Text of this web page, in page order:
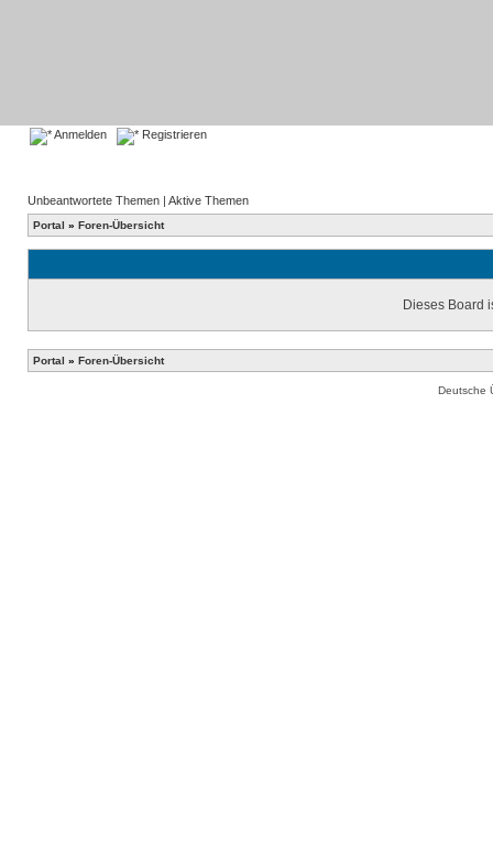
Anmelden Registrieren
Unbeantwortete Themen | Aktive Themen
Portal » Foren-Übersicht
Dieses Board
Portal » Foren-Übersicht
Deutsche